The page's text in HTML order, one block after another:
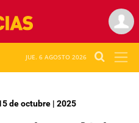
JUE. 6 AGOSTO 2026
de octubre | 2025